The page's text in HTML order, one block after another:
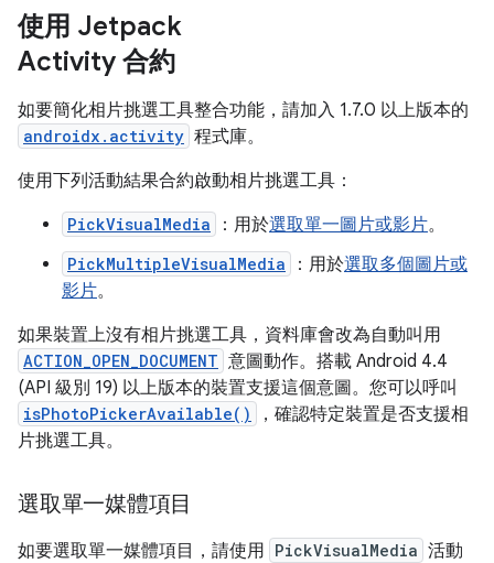
使用 Jetpack
Activity 合約
如要簡化相片挑選工具整合功能，請加入 1.7.0 以上版本的
androidx.activity 程式庫。
使用下列活動結果合約啟動相片挑選工具：
PickVisualMedia ：用於選取單一圖片或影片。
PickMultipleVisualMedia ：用於選取多個圖片或
影片。
如果裝置上沒有相片挑選工具，資料庫會改為自動叫用
ACTION_OPEN_DOCUMENT 意圖動作。搭載 Android 4.4
(API 級別 19) 以上版本的裝置支援這個意圖。您可以呼叫
isPhotoPickerAvailable()
，確認特定裝置是否支援相
片挑選工具。
選取單一媒體項目
如要選取單一媒體項目，請使用 PickVisualMedia 活動